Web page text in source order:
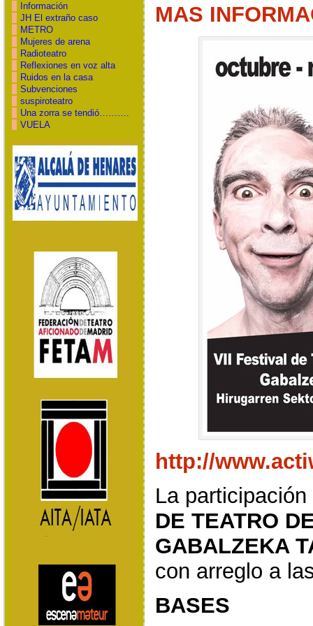
Información
JH El extraño caso
METRO
Mujeres de arena
Radioteatro
Reflexiones en voz alta
Ruidos en la casa
Subvenciones
suspiroteatro
Una zorra se tendió……….
VUELA
MAS
http://
La
DE TEATRO
GABALZEKA
con arreglo a
BASES